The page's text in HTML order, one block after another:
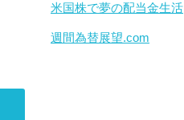
米国株で夢の配当金生活
週間為替展望.com